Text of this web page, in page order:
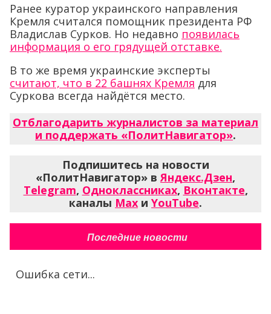
Ранее куратор украинского направления
Кремля считался помощник президента РФ
Владислав Сурков. Но недавно появилась
информация о его грядущей отставке.
В то же время украинские эксперты
считают, что в 22 башнях Кремля для
Суркова всегда найдётся место.
Отблагодарить журналистов за материал
и поддержать «ПолитНавигатор».
Подпишитесь на новости
«ПолитНавигатор» вЯндекс.Дзен,
Telegram, Одноклассниках, Вконтакте,
каналы Max и YouTube.
Последние новости
Ошибка сети...